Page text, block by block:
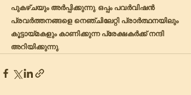
പുകഴ്ചയും അർപ്പിക്കുന്നു. ഒപ്പം പവർവിഷൻ
പ്രവർത്തനങ്ങളെ നെഞ്ചിലേറ്റി പ്രാർത്ഥനയിലും
കൂട്ടായ്മകളും കാണിക്കുന്ന പ്രേക്ഷകർക്ക് നന്ദി
അറിയിക്കുന്നു.